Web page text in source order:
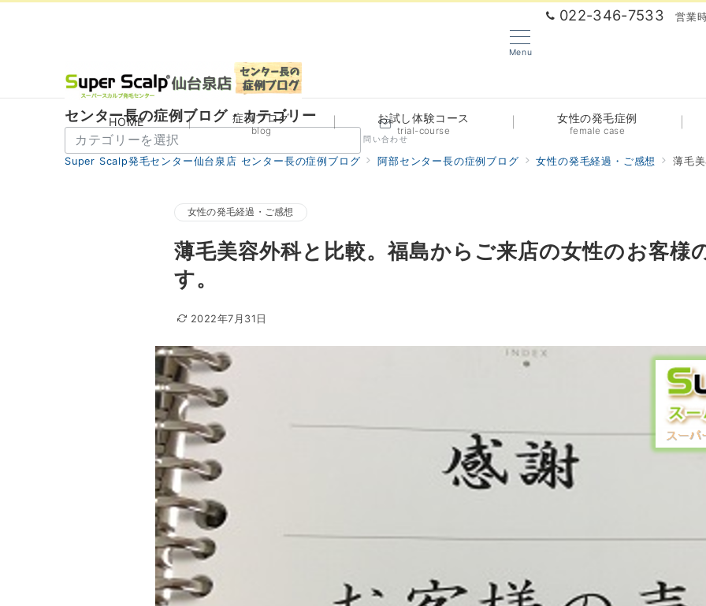
022-346-7533 営業
Menu
センター長の症例ブログ・カテゴリー
セ
ン
問い合わせ
HOME 症例ブログ
blog
お試し体験コース
trial-course
女性の発毛症例
female case
Super Scalp発毛センター仙台泉店 センター長の症例ブログ 阿部センター長の症例ブログ 女性の発毛経過・ご感想 薄毛美
女性の発毛経過・ご感想
薄毛美容外科と比較。福島からご来店の女性のお客様
す。
2022年7月31日